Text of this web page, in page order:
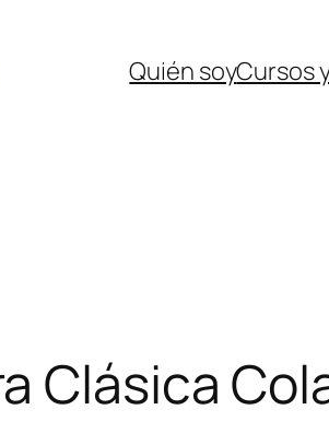
Quién soyCursos
Clásica